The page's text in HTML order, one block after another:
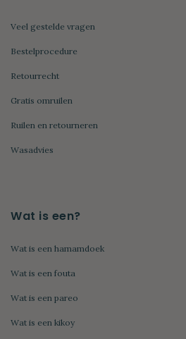
Veel gestelde vragen
Bestelprocedure
Retourrecht
Gratis omruilen
Ruilen en retourneren
Wasadvies
Wat is een?
Wat is een hamamdoek
Wat is een fouta
Wat is een pareo
Wat is een kikoy